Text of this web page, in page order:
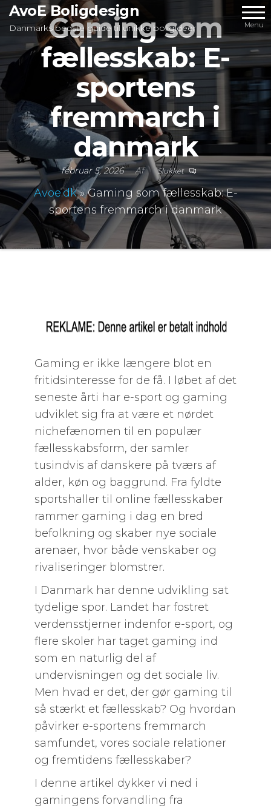
Videre
indhold
AvoE Boligdesign
Danmarks bedste guide til unikke boligideer Menu
Gaming som
fællesskab: E-
sportens
fremmarch i
danmark
februar 5, 2026 Af Slukket
Avoe.dk»Gaming som fællesskab: E-
sportens fremmarch i danmark
Gaming er ikke længere blot en
fritidsinteresse for de få. I løbet af det
seneste årti har e-sport og gaming
udviklet sig fra at være et nørdet
nichefænomen til en populær
fællesskabsform, der samler
tusindvis af danskere på tværs af
alder, køn og baggrund. Fra fyldte
sportshaller til online fællesskaber
rammer gaming i dag en bred
befolkning og skaber nye sociale
arenaer, hvor både venskaber og
rivaliseringer blomstrer.
I Danmark har denne udvikling sat
tydelige spor. Landet har fostret
verdensstjerner indenfor e-sport, og
flere skoler har taget gaming ind
som en naturlig del af
undervisningen og det sociale liv.
Men hvad er det, der gør gaming til
så stærkt et fællesskab? Og hvordan
påvirker e-sportens fremmarch
samfundet, vores sociale relationer
og fremtidens fællesskaber?
I denne artikel dykker vi ned i
gamingens forvandling fra